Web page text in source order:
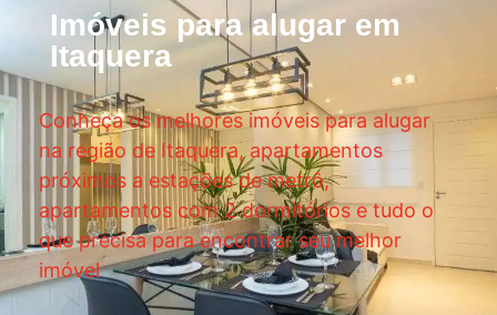
Imóveis para alugar em
Itaquera
Conheça os melhores imóveis para alugar
na região de Itaquera, apartamentos
próximos a estações de metrô,
apartamentos com 2 dormitórios e tudo o
que precisa para encontrar seu melhor
imóvel